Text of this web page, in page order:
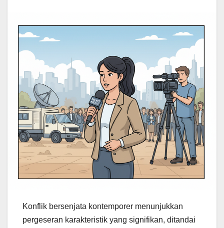
Konflik bersenjata kontemporer menunjukkan
pergeseran karakteristik yang signifikan, ditandai